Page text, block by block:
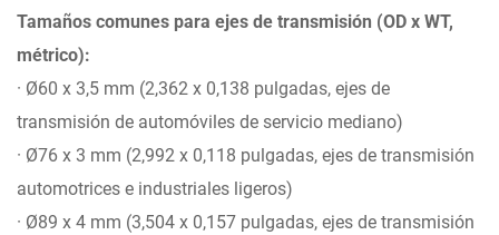
Tamaños comunes para ejes de transmisión (OD x WT,
métrico):
· Ø60 x 3,5 mm (2,362 x 0,138 pulgadas, ejes de
transmisión de automóviles de servicio mediano)
· Ø76 x 3 mm (2,992 x 0,118 pulgadas, ejes de transmisión
automotrices e industriales ligeros)
· Ø89 x 4 mm (3,504 x 0,157 pulgadas, ejes de transmisión